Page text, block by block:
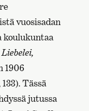
vuosisadan
koulukuntaa
Liebelei,
1906
Tässä
jutussa